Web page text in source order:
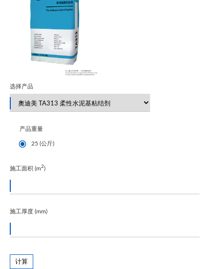
选择产品
产品重量
25 (公斤)
施工面积 (m2)
施工厚度 (mm)
计算